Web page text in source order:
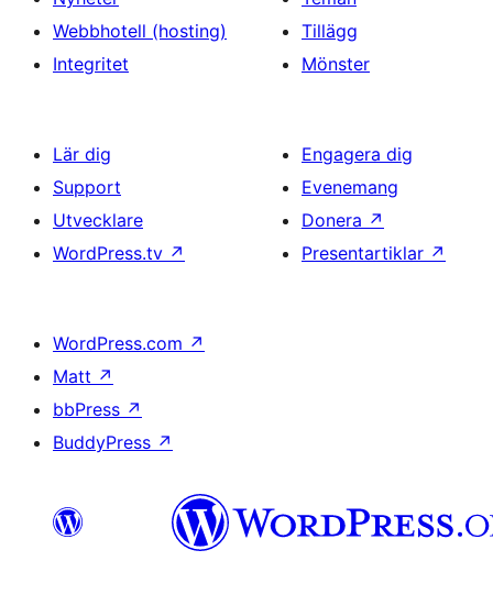
Webbhotell (hosting)
Integritet
Tillägg
Mönster
Lär dig
Support
Utvecklare
WordPress.tv ↗
Engagera dig
Evenemang
Donera ↗
Presentartiklar ↗
WordPress.com ↗
Matt ↗
bbPress ↗
BuddyPress ↗